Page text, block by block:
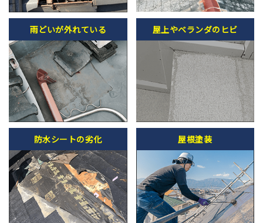
雨どいが外れている 屋上やベランダのヒビ
防水シートの劣化 屋根塗装